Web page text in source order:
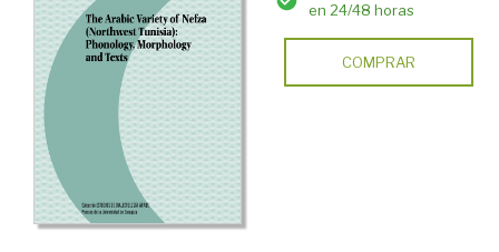
en 24/48 horas
COMPRAR